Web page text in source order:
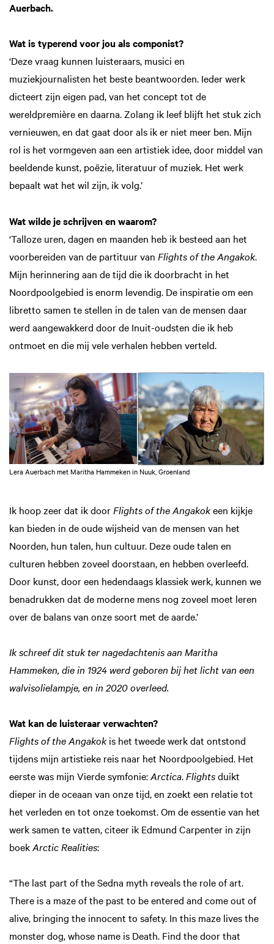
Auerbach.
Wat is typerend voor jou als componist?
‘Deze vraag kunnen luisteraars, musici en
muziekjournalisten het beste beantwoorden. Ieder werk
dicteert zijn eigen pad, van het concept tot de
wereldpremière en daarna. Zolang ik leef blijft het stuk zich
vernieuwen, en dat gaat door als ik er niet meer ben. Mijn
rol is het vormgeven aan een artistiek idee, door middel van
beeldende kunst, poëzie, literatuur of muziek. Het werk
bepaalt wat het wil zijn, ik volg.’
Wat wilde je schrijven en waarom?
‘Talloze uren, dagen en maanden heb ik besteed aan het
voorbereiden van de partituur van Flights of the Angakok.
Mijn herinnering aan de tijd die ik doorbracht in het
Noordpoolgebied is enorm levendig. De inspiratie om een
libretto samen te stellen in de talen van de mensen daar
werd aangewakkerd door de Inuit-oudsten die ik heb
ontmoet en die mij vele verhalen hebben verteld.
Lera Auerbach met Maritha Hammeken in Nuuk, Groenland
Ik hoop zeer dat ik door Flights of the Angakokeen kijkje
kan bieden in de oude wijsheid van de mensen van het
Noorden, hun talen, hun cultuur. Deze oude talen en
culturen hebben zoveel doorstaan, en hebben overleefd.
Door kunst, door een hedendaags klassiek werk, kunnen we
benadrukken dat de moderne mens nog zoveel moet leren
over de balans van onze soort met de aarde.’
Ik schreef dit stuk ter nagedachtenis aan Maritha
Hammeken, die in 1924 werd geboren bij het licht van een
walvisolielampje, en in 2020 overleed.
Wat kan de luisteraar verwachten?
Flights of the Angakokis het tweede werk dat ontstond
tijdens mijn artistieke reis naar het Noordpoolgebied. Het
eerste was mijn Vierde symfonie:Arctica. Flightsduikt
dieper in de oceaan van onze tijd, en zoekt een relatie tot
het verleden en tot onze toekomst. Om de essentie van het
werk samen te vatten, citeer ik Edmund Carpenter in zijn
boekArctic Realities:
“The last part of the Sedna myth reveals the role of art.
There is a maze of the past to be entered and come out of
alive, bringing the innocent to safety. In this maze lives the
monster dog, whose name is Death. Find the door that